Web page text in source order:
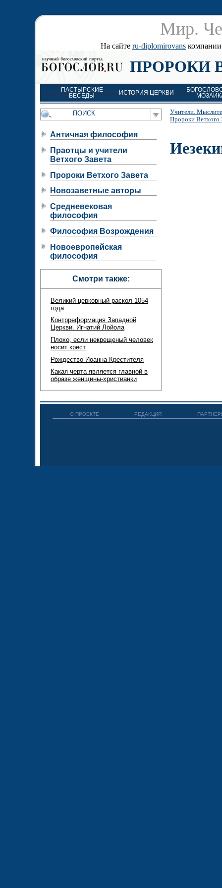
Мир.
На сайте ru-diplomirovans компании
ПРОРОКИ
ПАСТЫРСКИЕ
БЕСЕДЫ
ИСТОРИЯ ЦЕРКВИ
Учители.
Пророки Ветхого
Античная философия
Праотцы и учители
Ветхого Завета
Пророки Ветхого Завета
Новозаветные авторы
Средневековая
философия
Философия Возрождения
Новоевропейская
философия
Смотри также:
Великий церковный раскол 1054
года
Контрреформация Западной
Церкви. Игнатий Лойола
Плохо, если некрещеный человек
носит крест
Рождество Иоанна Крестителя
Какая черта является главной в
образе женщины-христианки
О ПРОЕКТЕ РЕДАКЦИЯ